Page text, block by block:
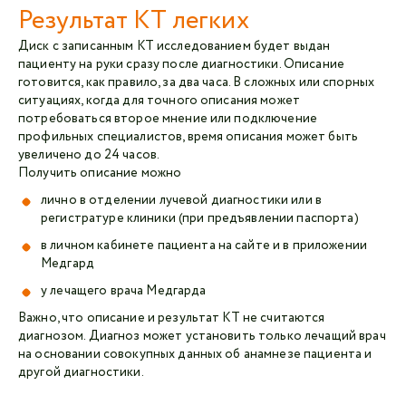
Результат КТ легких
Диск с записанным КТ исследованием будет выдан
пациенту на руки сразу после диагностики. Описание
готовится, как правило, за два часа. В сложных или спорных
ситуациях, когда для точного описания может
потребоваться второе мнение или подключение
профильных специалистов, время описания может быть
увеличено до 24 часов.
Получить описание можно
лично в отделении лучевой диагностики или в
регистратуре клиники (при предъявлении паспорта)
в личном кабинете пациента на сайте и в приложении
Медгард
у лечащего врача Медгарда
Важно, что описание и результат КТ не считаются
диагнозом. Диагноз может установить только лечащий врач
на основании совокупных данных об анамнезе пациента и
другой диагностики.